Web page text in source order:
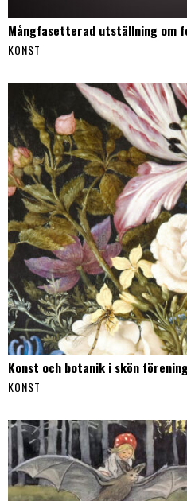
Mångfasetterad utställning om
KONST
Konst och botanik i skön
KONST